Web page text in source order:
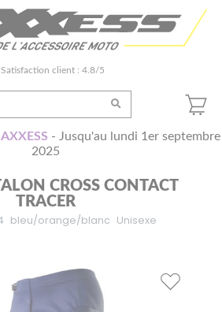
Satisfaction client : 4.8/5
- Jusqu'au lundi 1er septembre
2025
CROSS CONTACT
TRACER
bleu/orange/blanc Unisexe